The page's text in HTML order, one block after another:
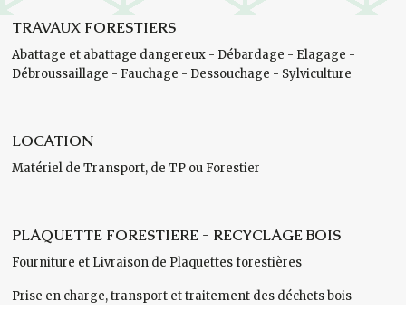
TRAVAUX FORESTIERS
Abattage et abattage dangereux - Débardage - Elagage -
Débroussaillage - Fauchage - Dessouchage - Sylviculture
LOCATION
Matériel de Transport, de TP ou Forestier
PLAQUETTE FORESTIERE - RECYCLAGE BOIS
Fourniture et Livraison de Plaquettes forestières
Prise en charge, transport et traitement des déchets bois